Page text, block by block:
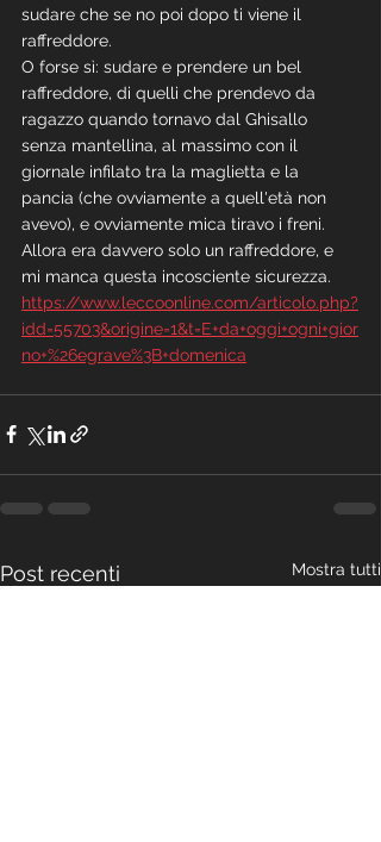
sudare che se no poi dopo ti viene il
raffreddore.
O forse sì: sudare e prendere un bel
raffreddore, di quelli che prendevo da
ragazzo quando tornavo dal Ghisallo
senza mantellina, al massimo con il
giornale infilato tra la maglietta e la
pancia (che ovviamente a quell'età non
avevo), e ovviamente mica tiravo i freni.
Allora era davvero solo un raffreddore, e
mi manca questa incosciente sicurezza.
https://www.leccoonline.com/articolo.php?
idd=55703&origine=1&t=E+da+oggi+ogni+gior
no+%26egrave%3B+domenica
Post recenti Mostra tutti